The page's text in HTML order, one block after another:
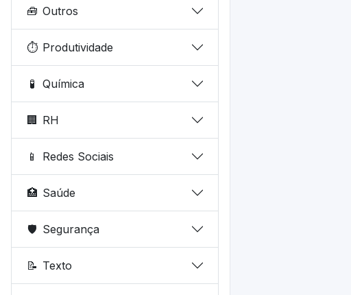
🧰 Outros
⏱️ Produtividade
🧪 Química
🏢 RH
📱 Redes Sociais
🏥 Saúde
🛡️ Segurança
📝 Texto